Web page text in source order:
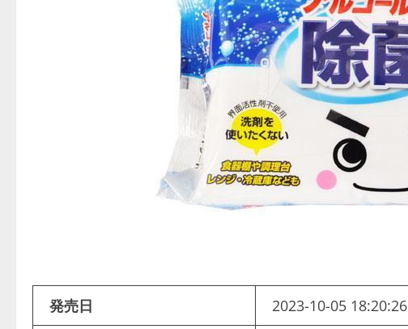
発売日 2023-10-05 18:20:26